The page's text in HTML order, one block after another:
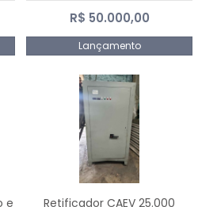
R$ 50.000,00
Lançamento
e
Retificador CAEV 25.000